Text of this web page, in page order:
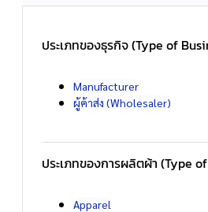
ประเภทของธุรกิจ (Type of
Manufacturer
ผู้ค้าส่ง (Wholesaler)
ประเภทของการผลิตผ้า (Type
Apparel